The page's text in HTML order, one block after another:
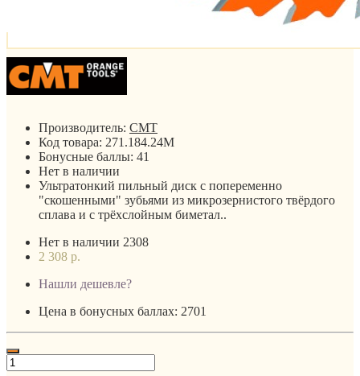
Производитель: CMT
Код товара: 271.184.24M
Бонусные баллы: 41
Нет в наличии
Ультратонкий пильный диск с попеременно
"скошенными" зубьями из микрозернистого твёрдого
сплава и с трёхслойным биметал..
Нет в наличии 2308
2 308 р.
Нашли дешевле?
Цена в бонусных баллах: 2701